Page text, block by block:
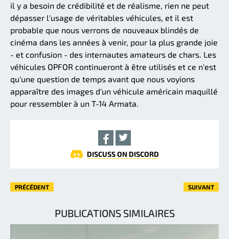
il y a besoin de crédibilité et de réalisme, rien ne peut
dépasser l'usage de véritables véhicules, et il est
probable que nous verrons de nouveaux blindés de
cinéma dans les années à venir, pour la plus grande joie
- et confusion - des internautes amateurs de chars. Les
véhicules OPFOR continueront à être utilisés et ce n'est
qu'une question de temps avant que nous voyions
apparaître des images d'un véhicule américain maquillé
pour ressembler à un T-14 Armata.
DISCUSS ON DISCORD
PRÉCÉDENT SUIVANT
PUBLICATIONS SIMILAIRES